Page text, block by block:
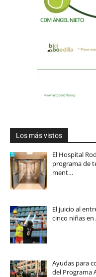
Los más vistos
El Hospital
programa de
ment…
El juicio al
cinco niñas en
Ayudas para
del Programa